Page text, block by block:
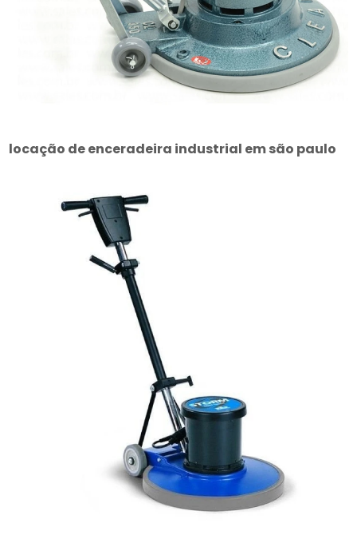
locação de enceradeira industrial em são paulo